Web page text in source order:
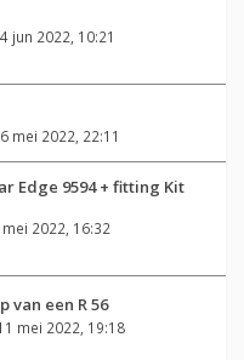
jun 2022, 10:21
mei 2022, 22:11
Edge 9594 + fitting Kit
mei 2022, 16:32
van een R 56
mei 2022, 19:18